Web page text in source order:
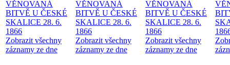
VĚNOVANÁ
BITVĚ U ČESKÉ
SKALICE 28. 6.
1866
Zobrazit všechny
záznamy ze dne
VĚNOVANÁ
BITVĚ U ČESKÉ
SKALICE 28. 6.
1866
Zobrazit všechny
záznamy ze dne
VĚNOVANÁ
BITVĚ U ČESKÉ
SKALICE 28. 6.
1866
Zobrazit všechny
záznamy ze dne